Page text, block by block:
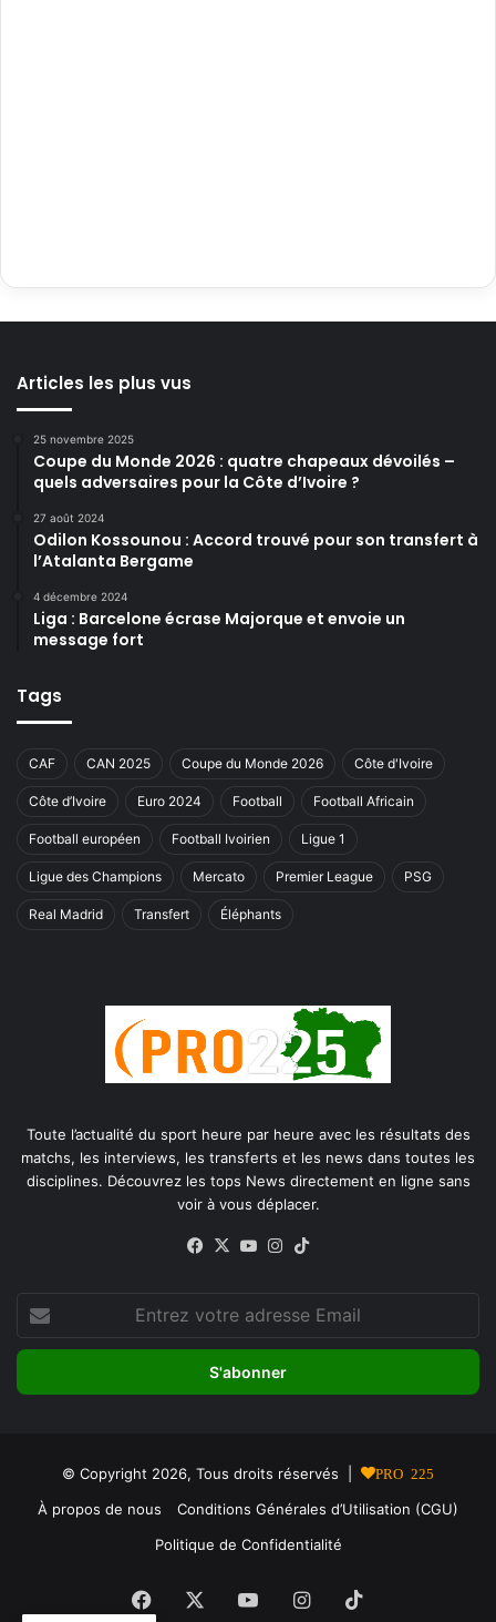
Articles les plus vus
25 novembre 2025
Coupe du Monde 2026 : quatre chapeaux dévoilés –
quels adversaires pour la Côte d’Ivoire ?
27 août 2024
Odilon Kossounou : Accord trouvé pour son transfert à
l’Atalanta Bergame
4 décembre 2024
Liga : Barcelone écrase Majorque et envoie un
message fort
Tags
CAF CAN 2025 Coupe du Monde 2026 Côte d'Ivoire
Côte d’Ivoire Euro 2024 Football Football Africain
Football européen Football Ivoirien Ligue 1
Ligue des Champions Mercato Premier League PSG
Real Madrid Transfert Éléphants
Toute l’actualité du sport heure par heure avec les résultats des
matchs, les interviews, les transferts et les news dans toutes les
disciplines. Découvrez les tops News directement en ligne sans
voir à vous déplacer.
Facebook
X YouTubeInstagram
votre
adresse
© Copyright 2026, Tous droits réservés | PRO 225
À propos de nous
Conditions Générales d’Utilisation (CGU)
Politique de Confidentialité
Facebook YouTubeInstagram